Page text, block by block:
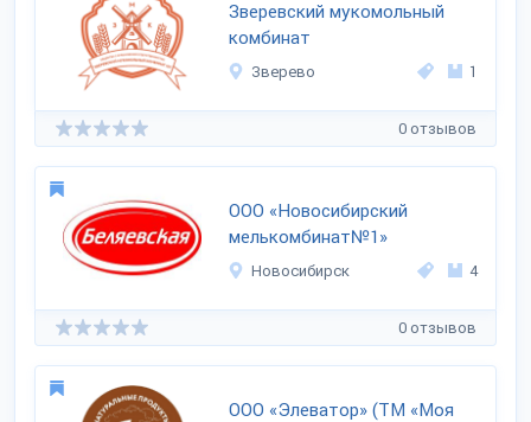
Зверевский мукомольный
комбинат
Зверево 1
0 отзывов
ООО «Новосибирский
мелькомбинат№1»
Новосибирск 4
0 отзывов
ООО «Элеватор» (ТМ «Моя